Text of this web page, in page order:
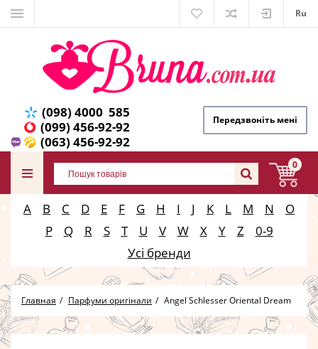
Ru
(098) 4000 585
(099) 456-92-92
(063) 456-92-92
Передзвоніть мені
0
A B C D E F G H I J K L M N
O
P
Q R S T U V W X Y Z
0-9
Усі бренди
Главная Парфуми оригінали Angel Schlesser Oriental Dream